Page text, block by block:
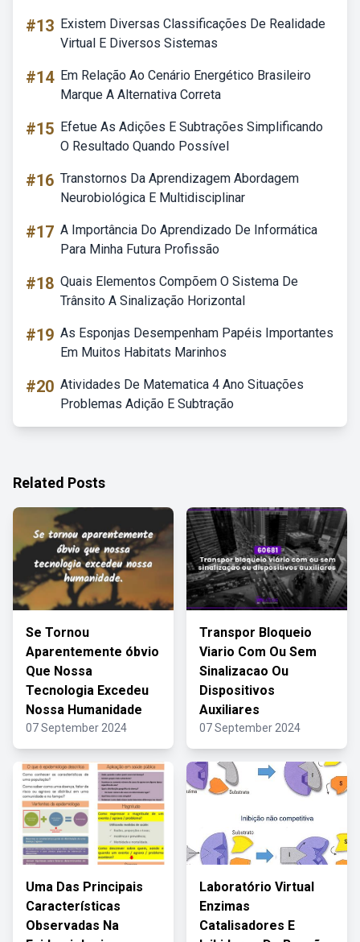
#13 Existem Diversas Classificações De Realidade
Virtual E Diversos Sistemas
#14 Em Relação Ao Cenário Energético Brasileiro
Marque A Alternativa Correta
#15 Efetue As Adições E Subtrações Simplificando
O Resultado Quando Possível
#16 Transtornos Da Aprendizagem Abordagem
Neurobiológica E Multidisciplinar
#17 A Importância Do Aprendizado De Informática
Para Minha Futura Profissão
#18 Quais Elementos Compõem O Sistema De
Trânsito A Sinalização Horizontal
#19 As Esponjas Desempenham Papéis Importantes
Em Muitos Habitats Marinhos
#20 Atividades De Matematica 4 Ano Situações
Problemas Adição E Subtração
Related Posts
Se Tornou
Aparentemente óbvio
Que Nossa
Tecnologia Excedeu
Nossa Humanidade
07 September 2024
Transpor Bloqueio
Viario Com Ou Sem
Sinalizacao Ou
Dispositivos
Auxiliares
07 September 2024
Uma Das Principais
Características
Observadas Na
Laboratório Virtual
Enzimas
Catalisadores E